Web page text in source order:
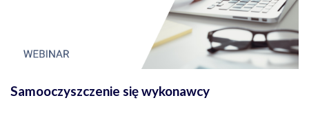
Samooczyszczenie się wykonawcy